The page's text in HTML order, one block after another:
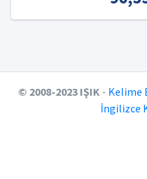
© 2008-2023 IŞIK- Kelime
İngilizce